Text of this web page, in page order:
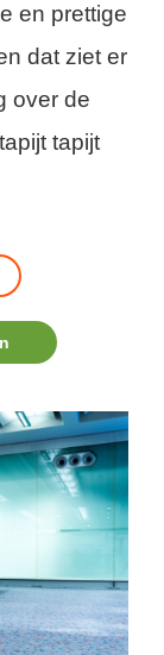
en prettige
dat ziet er
over de
tapijt